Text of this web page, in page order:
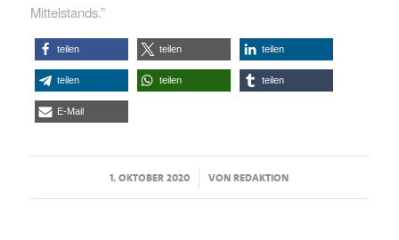
Mittelstands.”
teilen teilen teilen
teilen teilen teilen
E-Mail
1. OKTOBER 2020
/ VONREDAKTION